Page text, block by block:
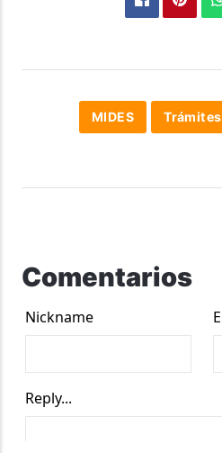
MIDES Trámites
Comentarios